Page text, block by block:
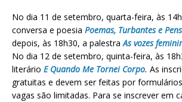
No dia 11 de setembro, quarta-feira, às
conversa e poesia Poemas, Turbantes e
depois, às 18h30, a palestraAs vozes
No dia 12 de setembro, quinta-feira, às
literário E Quando Me Tornei Corpo. As
gratuitas e devem ser feitas por
vagas são limitadas. Para se inscrever em